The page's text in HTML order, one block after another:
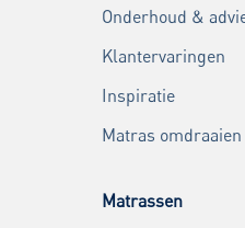
Onderhoud &
Klantervaringen
Inspiratie
Matras omdraaien
Matrassen